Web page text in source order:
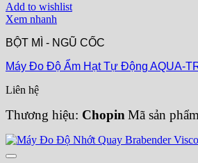
Add to wishlist
Xem nhanh
BỘT MÌ - NGŨ CỐC
Máy Đo Độ Ẩm Hạt Tự Động AQUA-
Liên hệ
Thương hiệu: Chopin Mã sản